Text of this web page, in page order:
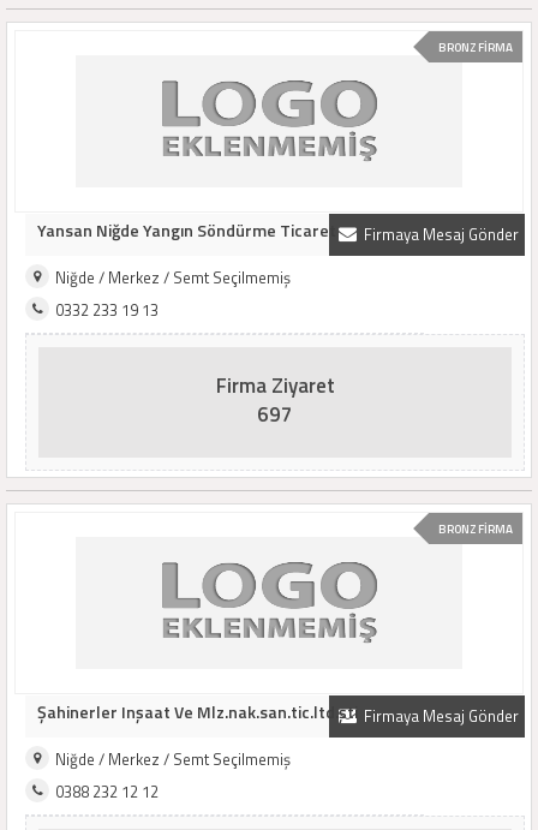
BRONZ FİRMA
Firmaya Mesaj Gönder
Yansan Niğde Yangın Söndürme Ticaret
Niğde / Merkez / Semt Seçilmemiş
0332 233 19 13
Firma Ziyaret
697
BRONZ FİRMA
Firmaya Mesaj Gönder
Şahinerler Inşaat Ve Mlz.nak.san.tic.ltd.şti
Niğde / Merkez / Semt Seçilmemiş
0388 232 12 12